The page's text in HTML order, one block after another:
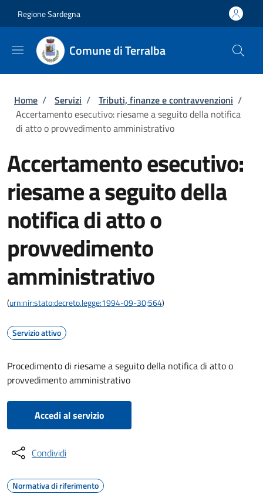
Regione Sardegna
Comune di Terralba
Briciole di pane
Home / Servizi / Tributi, finanze e contravvenzioni /
Accertamento esecutivo: riesame a seguito della notifica
di atto o provvedimento amministrativo
Accertamento esecutivo:
riesame a seguito della
notifica di atto o
provvedimento
amministrativo
(urn:nir:stato:decreto.legge:1994-09-30;564)
Servizio attivo
Procedimento di riesame a seguito della notifica di atto o
provvedimento amministrativo
Accedi al servizio
Condividi
Normativa di riferimento